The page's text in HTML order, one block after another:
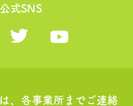
式SNS
、各事業所までご連絡